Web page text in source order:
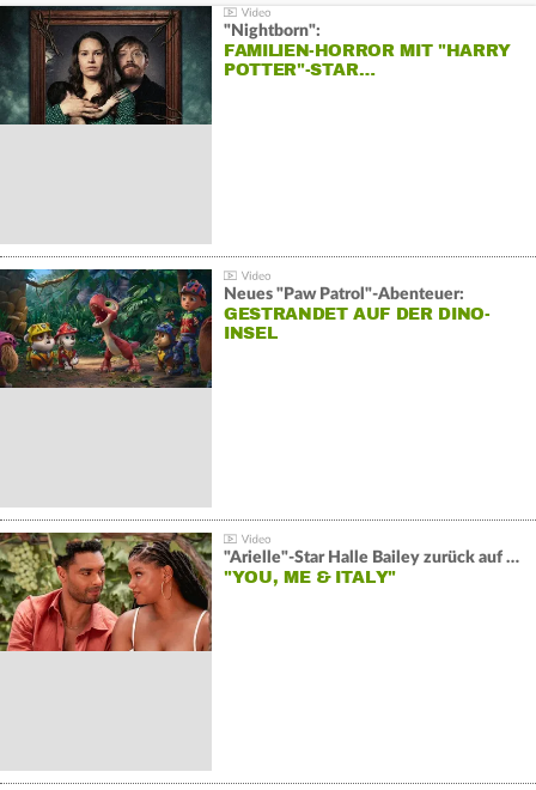
"Nightborn":
FAMILIEN-HORROR MIT "HARRY
POTTER"-STAR…
Neues "Paw Patrol"-Abenteuer:
GESTRANDET AUF DER DINO-
INSEL
"Arielle"-Star Halle Bailey zurück auf der Leinwand:
"YOU, ME & ITALY"